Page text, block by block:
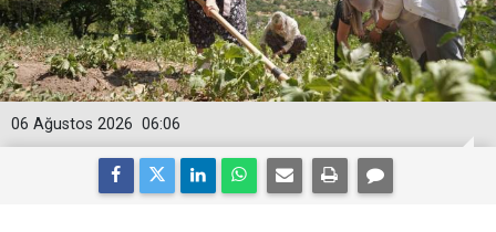
06:06
06 Ağustos 2026